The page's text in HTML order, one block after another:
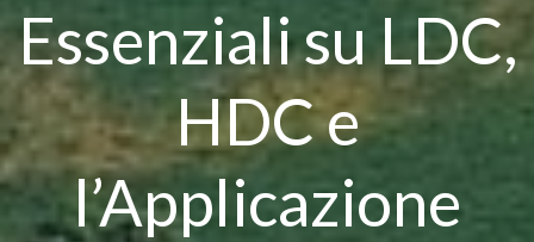
Essenziali su LDC,
HDC e
l’Applicazione